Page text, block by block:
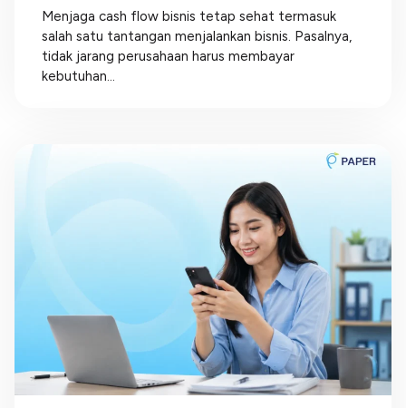
Menjaga cash flow bisnis tetap sehat termasuk
salah satu tantangan menjalankan bisnis. Pasalnya,
tidak jarang perusahaan harus membayar
kebutuhan...